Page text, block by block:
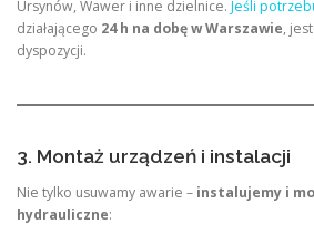
Ursynów, Wawer i inne dzielnice. Jeśli
działającego 24 h na dobę w Warszawie,
dyspozycji.
3. Montaż urządzeń i instalacji
Nie tylko usuwamy awarie – instalujemy i
hydrauliczne: